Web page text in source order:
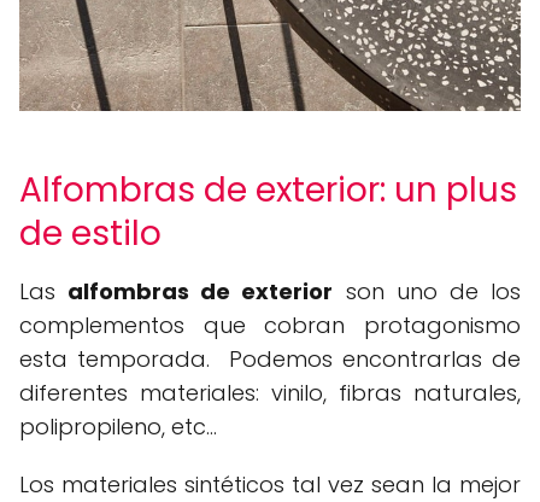
Alfombras de exterior: un plus
de estilo
Las alfombras de exterior son uno de los
complementos que cobran protagonismo
esta temporada. Podemos encontrarlas de
diferentes materiales: vinilo, fibras naturales,
polipropileno, etc...
Los materiales sintéticos tal vez sean la mejor